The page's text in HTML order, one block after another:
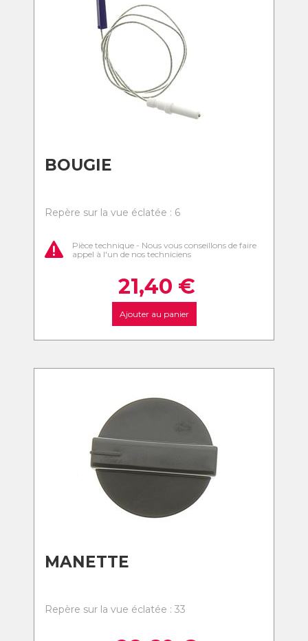
BOUGIE
Repère sur la vue éclatée : 6
Pièce technique - Nous vous conseillons de faire
appel à l'un de nos techniciens
21,40 €
Ajouter au panier
MANETTE
Repère sur la vue éclatée : 33